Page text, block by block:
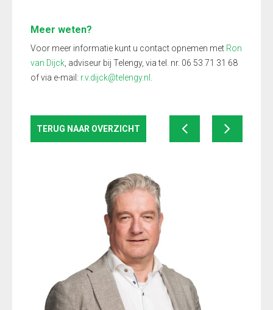
Meer weten?
Voor meer informatie kunt u contact opnemen met Ron
van Dijck , adviseur bij Telengy, via tel. nr. 06 53 71 31 68
of via e-mail: r.v.dijck@telengy.nl
TERUG NAAR OVERZICHT